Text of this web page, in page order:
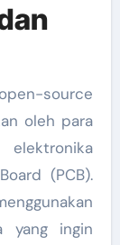
oleh para
elektronika
(PCB).
yang ingin